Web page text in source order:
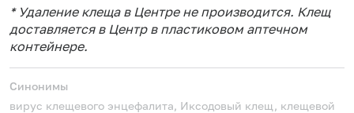
* Удаление клеща в Центре не производится. Клещ
доставляется в Центр в пластиковом аптечном
контейнере.
Синонимы
вирус клещевого энцефалита, Иксодовый клещ, клещевой